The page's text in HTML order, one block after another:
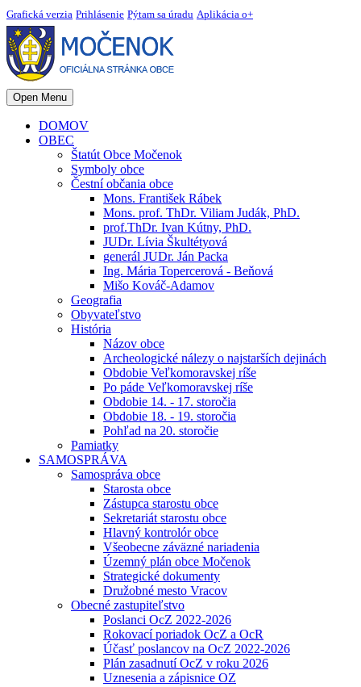
Grafická verzia Prihlásenie Pýtam sa úradu Aplikácia o+
Open Menu
DOMOV
OBEC
Štatút Obce Močenok
Symboly obce
Čestní občania obce
Mons. František Rábek
Mons. prof. ThDr. Viliam Judák, PhD.
prof.ThDr. Ivan Kútny, PhD.
JUDr. Lívia Škultétyová
generál JUDr. Ján Packa
Ing. Mária Topercerová - Beňová
Mišo Kováč-Adamov
Geografia
Obyvateľstvo
História
Názov obce
Archeologické nálezy o najstarších dejinách
Obdobie Veľkomoravskej ríše
Po páde Veľkomoravskej ríše
Obdobie 14. - 17. storočia
Obdobie 18. - 19. storočia
Pohľad na 20. storočie
Pamiatky
SAMOSPRÁVA
Samospráva obce
Starosta obce
Zástupca starostu obce
Sekretariát starostu obce
Hlavný kontrolór obce
Všeobecne záväzné nariadenia
Územný plán obce Močenok
Strategické dokumenty
Družobné mesto Vracov
Obecné zastupiteľstvo
Poslanci OcZ 2022-2026
Rokovací poriadok OcZ a OcR
Účasť poslancov na OcZ 2022-2026
Plán zasadnutí OcZ v roku 2026
Uznesenia a zápisnice OZ